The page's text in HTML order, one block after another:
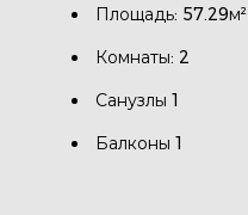
Площадь: 57.29м²
Комнаты: 2
Санузлы 1
Балконы 1